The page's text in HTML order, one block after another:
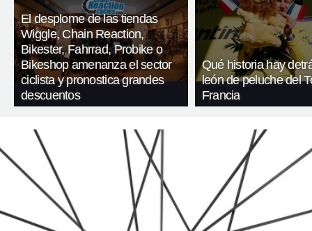
El desplome de las tiendas
Wiggle, Chain Reaction,
Bikester, Fahrrad, Probike o
Bikeshop amenanza el sector
ciclista y pronostica grandes
descuentos
Qué historia hay
león de peluche del
Francia